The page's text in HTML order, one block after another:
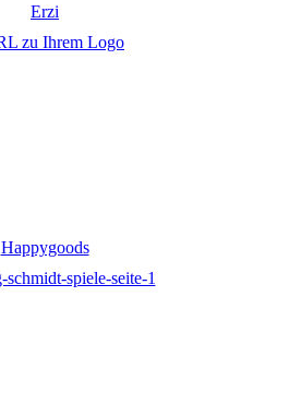
Erzi
Happygoods